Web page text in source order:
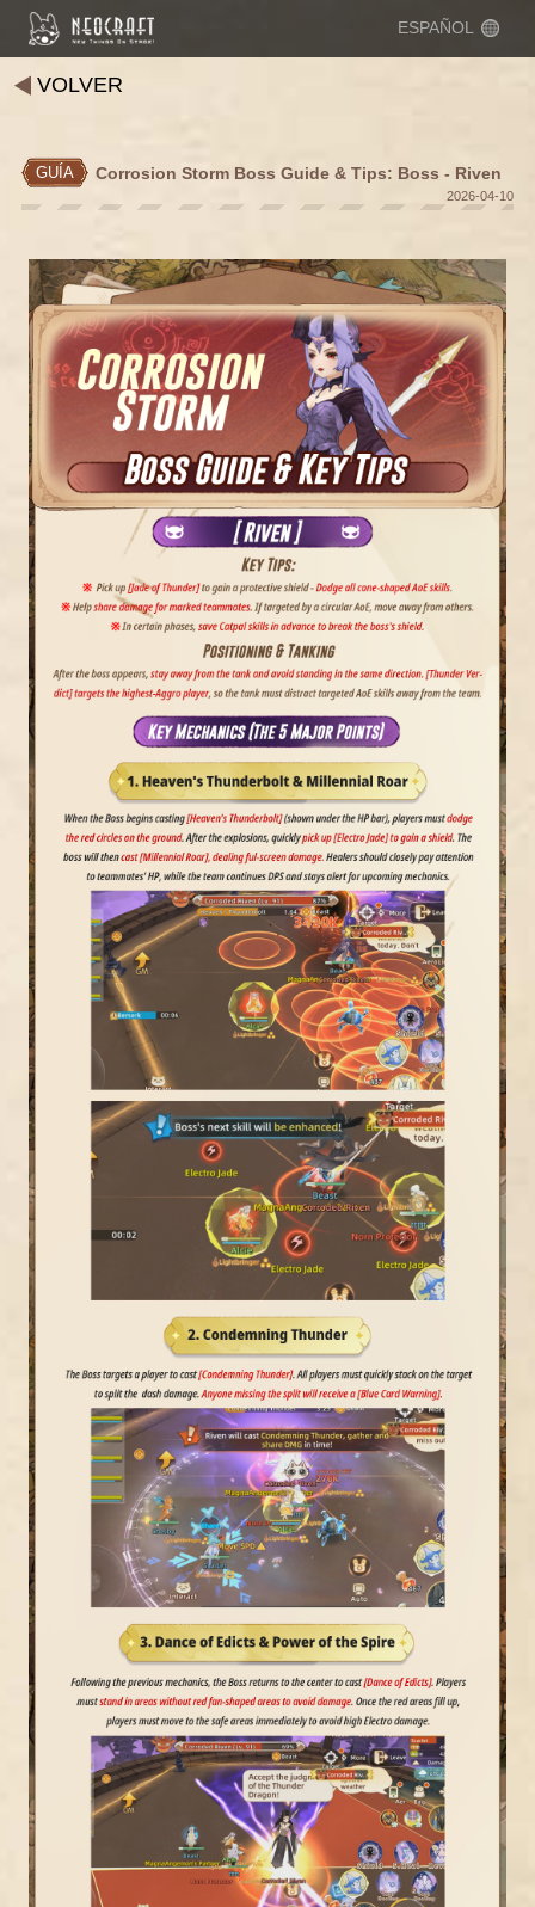
ESPAÑOL
VOLVER
GUÍA Corrosion Storm Boss Guide & Tips: Boss - Riven
2026-04-10